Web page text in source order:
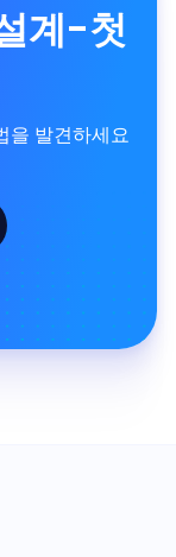
계-첫
을 발견하세요